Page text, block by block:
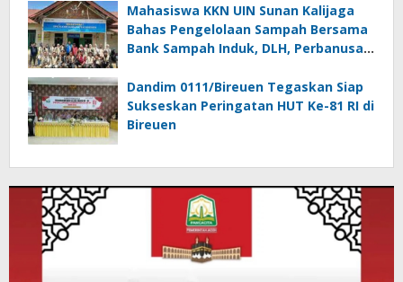
Bireuen
Mahasiswa KKN UIN Sunan Kalijaga
Bahas Pengelolaan Sampah Bersama
Bank Sampah Induk, DLH, Perbanusa
Dandim 0111/Bireuen Tegaskan Siap
Sukseskan Peringatan HUT Ke-81 RI di
Bireuen